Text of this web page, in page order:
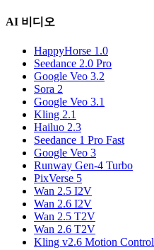
AI 비디오
HappyHorse 1.0
Seedance 2.0 Pro
Google Veo 3.2
Sora 2
Google Veo 3.1
Kling 2.1
Hailuo 2.3
Seedance 1 Pro Fast
Google Veo 3
Runway Gen-4 Turbo
PixVerse 5
Wan 2.5 I2V
Wan 2.6 I2V
Wan 2.5 T2V
Wan 2.6 T2V
Kling v2.6 Motion Control